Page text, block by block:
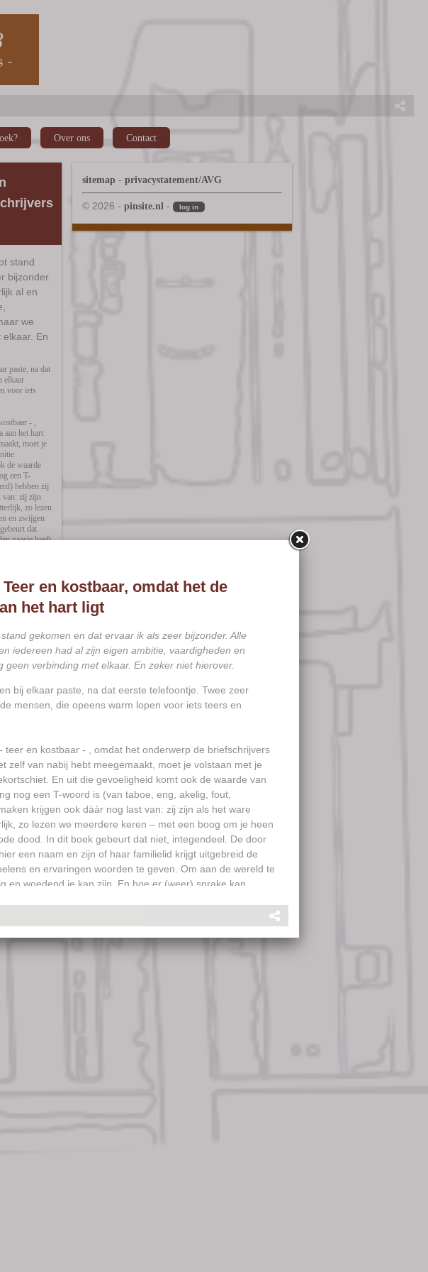
Over ons Contact
stand
bijzonder.
al en
we
En
paste, na dat
elkaar
voor iets
- ,
aan het hart
moet je
de waarde
een T-
hebben zij
van: zij zijn
zo lezen
en zwijgen
dat
naaste heeft
En hoe er
hoop. En van
De
platform
het helpt
omgaan met
sitemap - privacystatement/AVG
© 2026 - pinsite.nl -